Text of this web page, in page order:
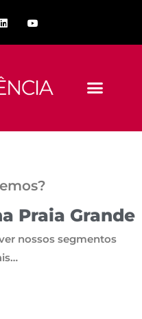
Praia Grande
nossos segmentos